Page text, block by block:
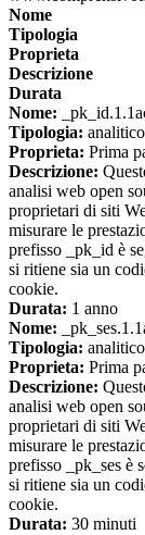
Nome
Tipologia
Proprieta
Descrizione
Durata
Nome:
Tipologia: analitico
Proprieta: Prima
Descrizione:
analisi web open
proprietari di siti
misurare le
prefisso _pk_id è
si ritiene sia un
cookie.
Durata: 1 anno
Nome:
Tipologia: analitico
Proprieta: Prima
Descrizione:
analisi web open
proprietari di siti
misurare le
prefisso _pk_ses è
si ritiene sia un
cookie.
Durata: 30 minuti